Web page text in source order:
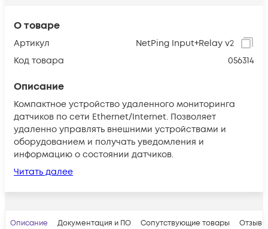
О товаре
Артикул
NetPing Input+Relay v2
Код товара
056314
Описание
Компактное устройство удаленного мониторинга
датчиков по сети Ethernet/Internet. Позволяет
удаленно управлять внешними устройствами и
оборудованием и получать уведомления и
информацию о состоянии датчиков.
Читать далее
Описание Документация и ПО Сопутствующие товары Отзывы